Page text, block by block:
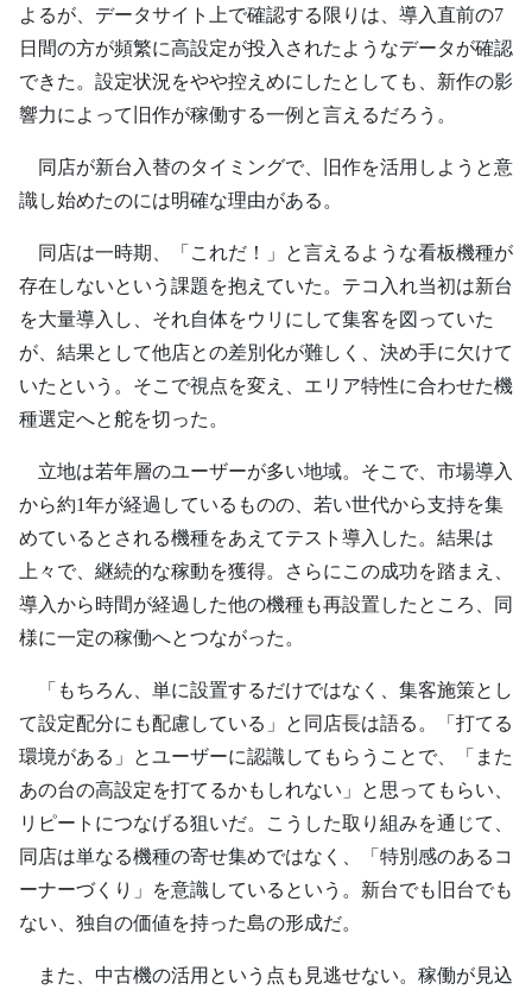
よるが、データサイト上で確認する限りは、導入直前の7
日間の方が頻繁に高設定が投入されたようなデータが確認
できた。設定状況をやや控えめにしたとしても、新作の影
響力によって旧作が稼働する一例と言えるだろう。
同店が新台入替のタイミングで、旧作を活用しようと意
識し始めたのには明確な理由がある。
同店は一時期、「これだ！」と言えるような看板機種が
存在しないという課題を抱えていた。テコ入れ当初は新台
を大量導入し、それ自体をウリにして集客を図っていた
が、結果として他店との差別化が難しく、決め手に欠けて
いたという。そこで視点を変え、エリア特性に合わせた機
種選定へと舵を切った。
立地は若年層のユーザーが多い地域。そこで、市場導入
から約1年が経過しているものの、若い世代から支持を集
めているとされる機種をあえてテスト導入した。結果は
上々で、継続的な稼動を獲得。さらにこの成功を踏まえ、
導入から時間が経過した他の機種も再設置したところ、同
様に一定の稼働へとつながった。
「もちろん、単に設置するだけではなく、集客施策とし
て設定配分にも配慮している」と同店長は語る。「打てる
環境がある」とユーザーに認識してもらうことで、「また
あの台の高設定を打てるかもしれない」と思ってもらい、
リピートにつなげる狙いだ。こうした取り組みを通じて、
同店は単なる機種の寄せ集めではなく、「特別感のあるコ
ーナーづくり」を意識しているという。新台でも旧台でも
ない、独自の価値を持った島の形成だ。
また、中古機の活用という点も見逃せない。稼働が見込